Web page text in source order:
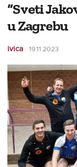
“Sveti
u Zagrebu
ivica 19.11.2023